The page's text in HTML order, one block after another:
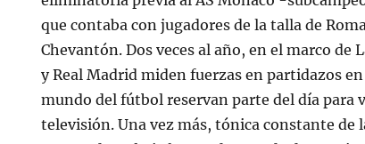
que contaba con jugadores de la talla de
Chevantón. Dos veces al año, en el marco de
y Real Madrid miden fuerzas en partidazos
mundo del fútbol reservan parte del día para
televisión. Una vez más, tónica constante de